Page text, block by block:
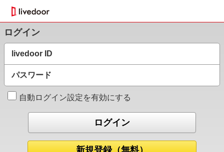
ログイン
livedoor ID
パスワード
自動ログイン設定を有効にする
新規登録（無料）